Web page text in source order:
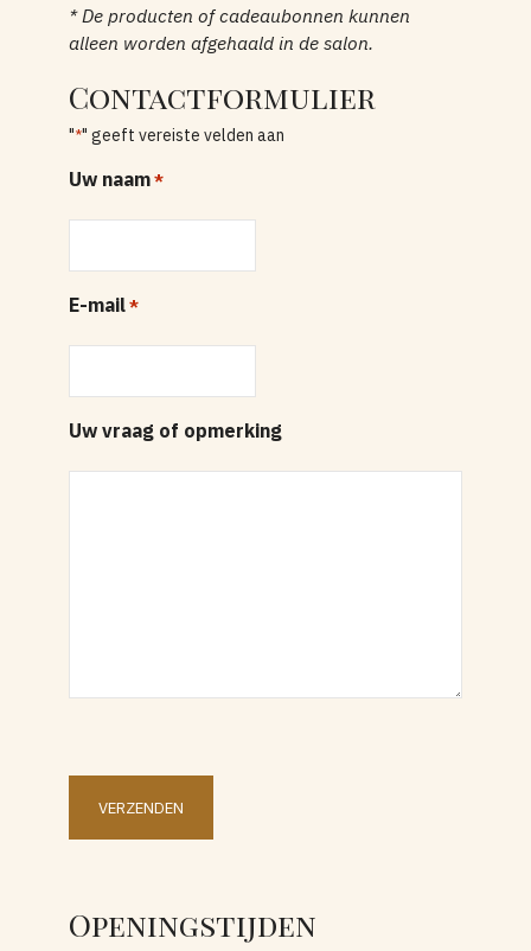
* De producten of cadeaubonnen kunnen
alleen worden afgehaald in de salon.
Contactformulier
"*" geeft vereiste velden aan
Uw naam*
E-mail*
Uw vraag of opmerking
Openingstijden